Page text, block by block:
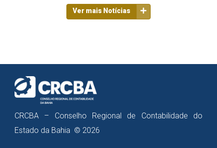
Ver mais Notícias
CRCBA – Conselho Regional de Contabilidade do
Estado da Bahia © 2026